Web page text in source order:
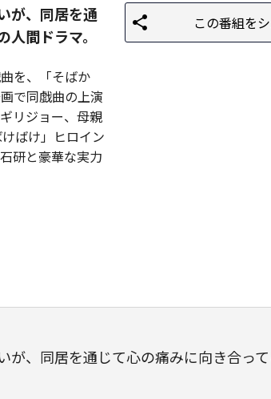
が、同居を通
間ドラマ。
を、「そばか
で同戯曲の上演
リジョー、母親
ばけ」ヒロイン
研と豪華な実力
この番組を
、同居を通じて心の痛みに向き合っ